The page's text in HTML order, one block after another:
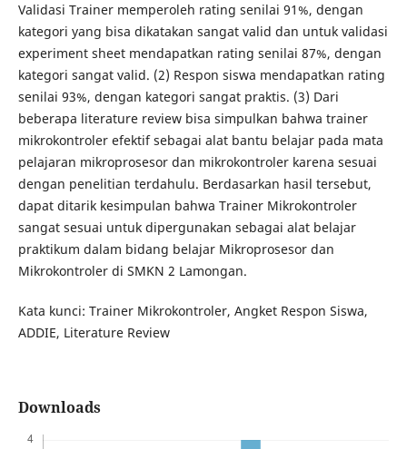
Validasi Trainer memperoleh rating senilai 91%, dengan
kategori yang bisa dikatakan sangat valid dan untuk validasi
experiment sheet mendapatkan rating senilai 87%, dengan
kategori sangat valid. (2) Respon siswa mendapatkan rating
senilai 93%, dengan kategori sangat praktis. (3) Dari
beberapa literature review bisa simpulkan bahwa trainer
mikrokontroler efektif sebagai alat bantu belajar pada mata
pelajaran mikroprosesor dan mikrokontroler karena sesuai
dengan penelitian terdahulu. Berdasarkan hasil tersebut,
dapat ditarik kesimpulan bahwa Trainer Mikrokontroler
sangat sesuai untuk dipergunakan sebagai alat belajar
praktikum dalam bidang belajar Mikroprosesor dan
Mikrokontroler di SMKN 2 Lamongan.
Kata kunci: Trainer Mikrokontroler, Angket Respon Siswa,
ADDIE, Literature Review
Downloads